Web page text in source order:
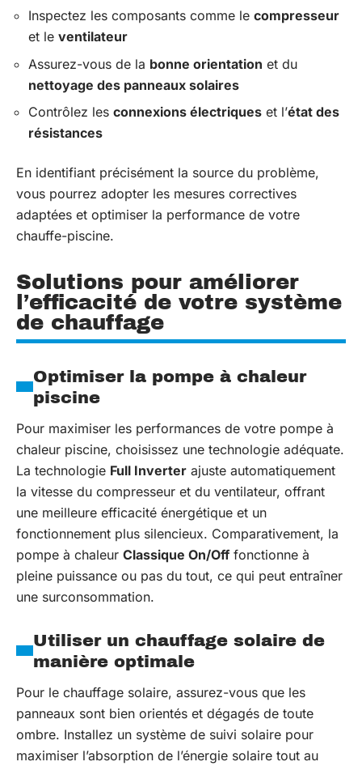
Inspectez les composants comme le compresseur
et le ventilateur
Assurez-vous de la bonne orientation et du
nettoyage des panneaux solaires
Contrôlez les connexions électriques et l’état des
résistances
En identifiant précisément la source du problème,
vous pourrez adopter les mesures correctives
adaptées et optimiser la performance de votre
chauffe-piscine.
Solutions pour améliorer
l’efficacité de votre système
de chauffage
Optimiser la pompe à chaleur
piscine
Pour maximiser les performances de votre pompe à
chaleur piscine, choisissez une technologie adéquate.
La technologie Full Inverter ajuste automatiquement
la vitesse du compresseur et du ventilateur, offrant
une meilleure efficacité énergétique et un
fonctionnement plus silencieux. Comparativement, la
pompe à chaleur Classique On/Off fonctionne à
pleine puissance ou pas du tout, ce qui peut entraîner
une surconsommation.
Utiliser un chauffage solaire de
manière optimale
Pour le chauffage solaire, assurez-vous que les
panneaux sont bien orientés et dégagés de toute
ombre. Installez un système de suivi solaire pour
maximiser l’absorption de l’énergie solaire tout au